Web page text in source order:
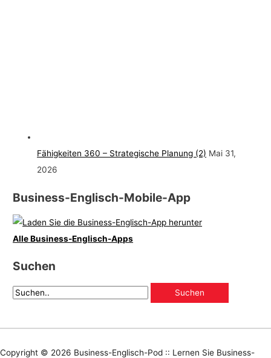
Fähigkeiten 360 – Strategische Planung (2) Mai 31,
2026
Business-Englisch-Mobile-App
Alle Business-Englisch-Apps
Suchen
Copyright © 2026 Business-Englisch-Pod :: Lernen Sie Business-